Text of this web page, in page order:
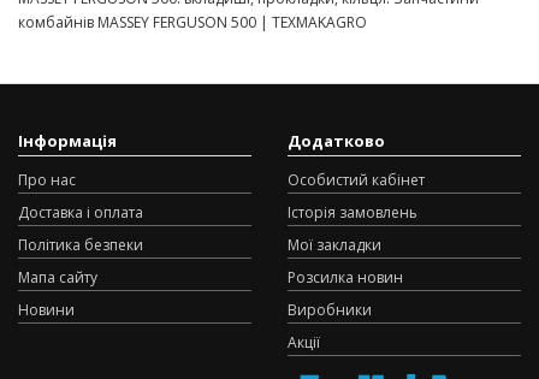
комбайнів MASSEY FERGUSON 500 | TEXMAKAGRO
Інформація
Про нас
Доставка і оплата
Політика безпеки
Мапа сайту
Новини
Додатково
Особистий кабінет
Історія замовлень
Мої закладки
Розсилка новин
Виробники
Акції